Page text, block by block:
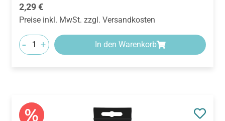
Regulärer Preis:
2,29 €
Preise inkl. MwSt. zzgl. Versandkosten
- + In den Warenkorb